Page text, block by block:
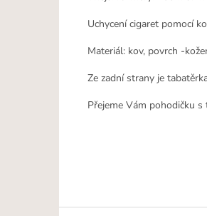
Uchycení cigaret pomocí
Materiál: kov, povrch -
Ze zadní strany je
Přejeme Vám pohodičku